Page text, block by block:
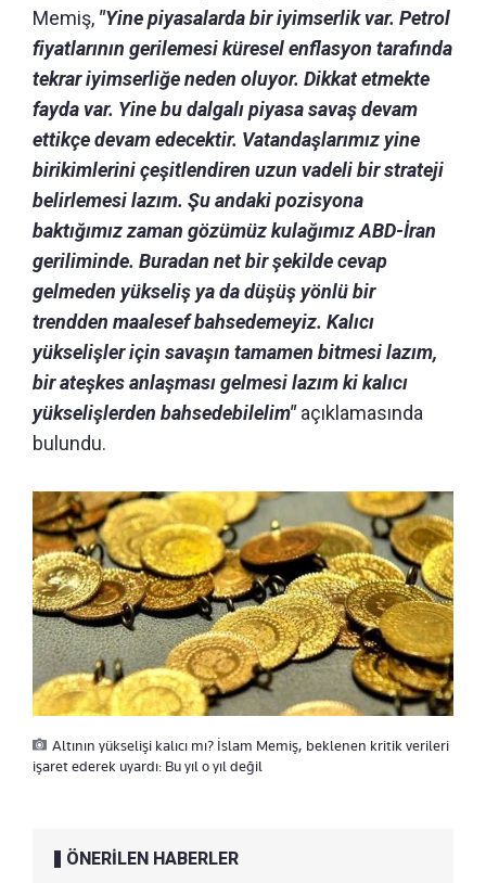
Memiş, "Yine piyasalarda bir iyimserlik var. Petrol
fiyatlarının gerilemesi küresel enflasyon tarafında
tekrar iyimserliğe neden oluyor. Dikkat etmekte
fayda var. Yine bu dalgalı piyasa savaş devam
ettikçe devam edecektir. Vatandaşlarımız yine
birikimlerini çeşitlendiren uzun vadeli bir strateji
belirlemesi lazım. Şu andaki pozisyona
baktığımız zaman gözümüz kulağımız ABD-İran
geriliminde. Buradan net bir şekilde cevap
gelmeden yükseliş ya da düşüş yönlü bir
trendden maalesef bahsedemeyiz. Kalıcı
yükselişler için savaşın tamamen bitmesi lazım,
bir ateşkes anlaşması gelmesi lazım ki kalıcı
yükselişlerden bahsedebilelim"açıklamasında
bulundu.
Altının yükselişi kalıcı mı? İslam Memiş, beklenen kritik verileri
işaret ederek uyardı: Bu yıl o yıl değil
ÖNERİLEN HABERLER